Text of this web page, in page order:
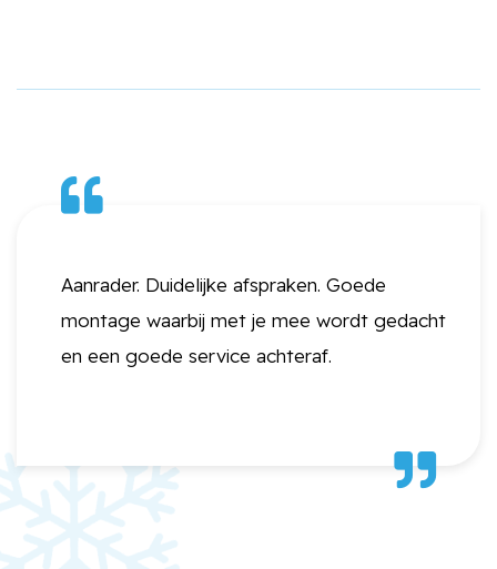
Aanrader. Duidelijke afspraken. Goede
montage waarbij met je mee wordt gedacht
en een goede service achteraf.